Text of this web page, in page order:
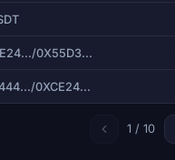
0X55D3...
0XCE24...
1 / 10